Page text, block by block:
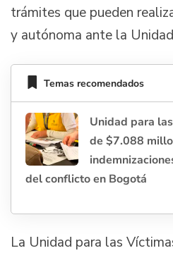
trámites que pueden
y autónoma ante la
Temas recomendados
Unidad para
de $7.088
del conflicto en Bogotá
La Unidad para las